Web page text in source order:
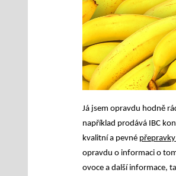
Já jsem opravdu hodně
například prodává IBC
kvalitní a pevné
opravdu o informaci o
ovoce a další informace,